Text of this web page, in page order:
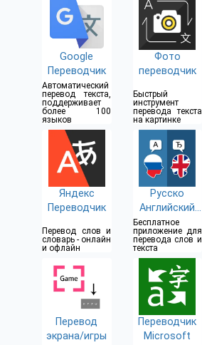
Google
Переводчик
Автоматический
перевод текста,
поддерживает
более 100
языков
Фото
переводчик
Быстрый
инструмент
перевода текста
на картинке
Яндекс
Переводчик
Перевод слов и
словарь - онлайн
и офлайн
Русско
Английский
Переводчик
Бесплатное
приложение для
перевода слов и
текста
Перевод
экрана/игры
Переводчик
Microsoft